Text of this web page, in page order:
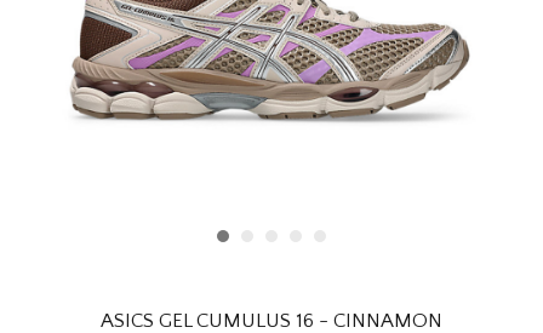
MERKEN
THE EDIT
ASICS GEL CUMULUS 16 - CINNAMON